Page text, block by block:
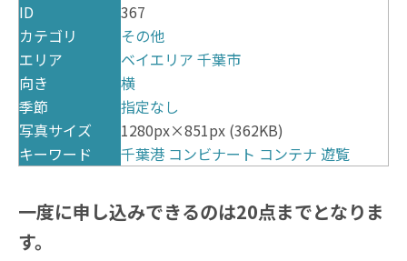
ID
367
カテゴリ
その他
エリア
ベイエリア 千葉市
向き
横
季節
指定なし
写真サイズ
1280px×851px (362KB)
キーワード
千葉港 コンビナート コンテナ 遊覧
一度に申し込みできるのは20点までとなりま
す。